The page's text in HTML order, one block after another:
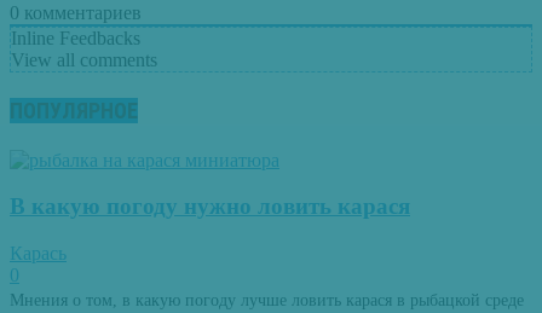
0 комментариев
Inline Feedbacks
View all comments
ПОПУЛЯРНОЕ
В какую погоду нужно ловить карася
Карась
0
Мнения о том, в какую погоду лучше ловить карася в рыбацкой среде